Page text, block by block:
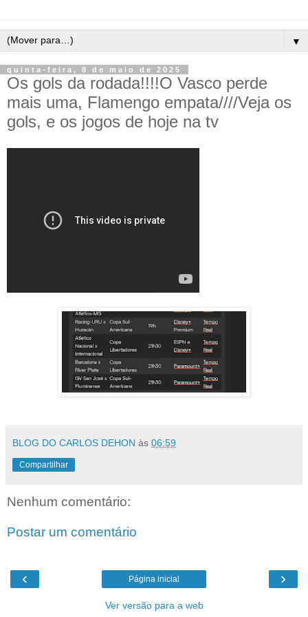
▼
quinta-feira, 8 de maio de 2025
Os gols da rodada!!!!O Vasco perde
mais uma, Flamengo empata////Veja os
gols, e os jogos de hoje na tv
BLOG DO CARLOS DEHON às 06:59
Compartilhar
Nenhum comentário:
Postar um comentário
‹ ›
Página inicial
Ver versão para a web